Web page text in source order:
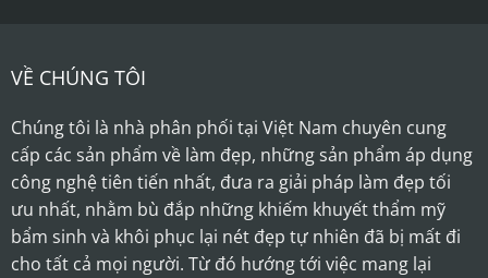
VỀ CHÚNG TÔI
Chúng tôi là nhà phân phối tại Việt Nam chuyên cung
cấp các sản phẩm về làm đẹp, những sản phẩm áp dụng
công nghệ tiên tiến nhất, đưa ra giải pháp làm đẹp tối
ưu nhất, nhằm bù đắp những khiếm khuyết thẩm mỹ
bẩm sinh và khôi phục lại nét đẹp tự nhiên đã bị mất đi
cho tất cả mọi người. Từ đó hướng tới việc mang lại